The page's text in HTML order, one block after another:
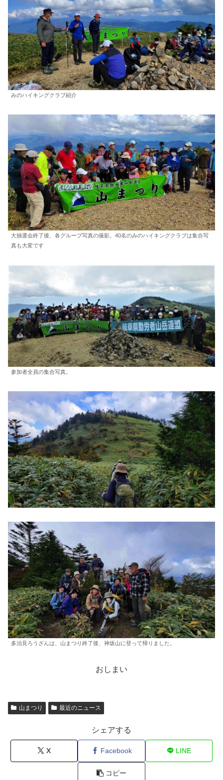
みのハイキングクラブ紹介
大抽選会終了後、各グループ写真の撮影。40名のみのハイキングクラブは集合写
真も大変です
参加者全員の集合写真。
多治見ろうざんは、山まつり終了後、神坂山に登って帰りました。
おしまい
山まつり 最近のニュース
シェアする
X Facebook LINE
コピー